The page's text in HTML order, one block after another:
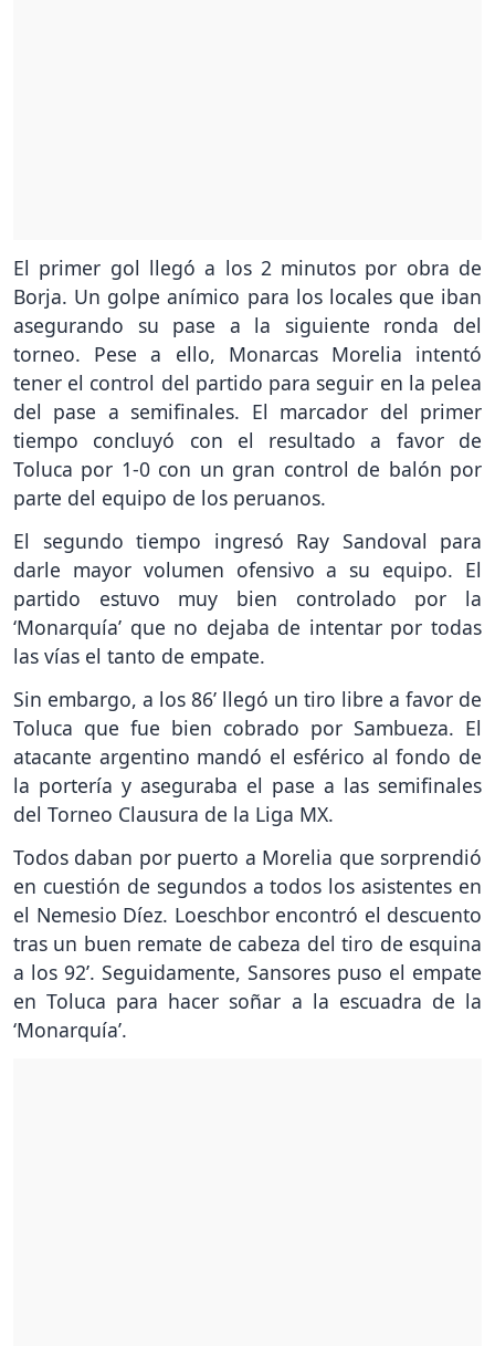
El primer gol llegó a los 2 minutos por obra de
Borja. Un golpe anímico para los locales que iban
asegurando su pase a la siguiente ronda del
torneo. Pese a ello, Monarcas Morelia intentó
tener el control del partido para seguir en la pelea
del pase a semifinales. El marcador del primer
tiempo concluyó con el resultado a favor de
Toluca por 1-0 con un gran control de balón por
parte del equipo de los peruanos.
El segundo tiempo ingresó Ray Sandoval para
darle mayor volumen ofensivo a su equipo. El
partido estuvo muy bien controlado por la
‘Monarquía’ que no dejaba de intentar por todas
las vías el tanto de empate.
Sin embargo, a los 86’ llegó un tiro libre a favor de
Toluca que fue bien cobrado por Sambueza. El
atacante argentino mandó el esférico al fondo de
la portería y aseguraba el pase a las semifinales
del Torneo Clausura de la Liga MX.
Todos daban por puerto a Morelia que sorprendió
en cuestión de segundos a todos los asistentes en
el Nemesio Díez. Loeschbor encontró el descuento
tras un buen remate de cabeza del tiro de esquina
a los 92’. Seguidamente, Sansores puso el empate
en Toluca para hacer soñar a la escuadra de la
‘Monarquía’.